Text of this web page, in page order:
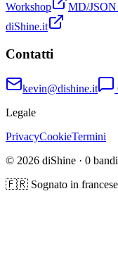
Workshop
MD/JSON
diShine.it
Contatti
kevin@dishine.it
Legale
PrivacyCookieTermini
© 2026 diShine · 0 bandi
🇫🇷 Sognato in